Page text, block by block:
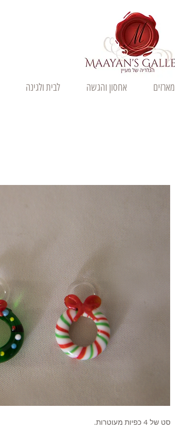
מארזים אחסון והגשה לבית ולגינה
סט של 4 כפיות מעוטרות.